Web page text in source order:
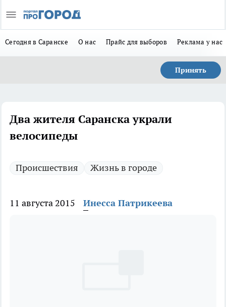
Сегодня в Саранске О нас Прайс для выборов Реклама у нас
Принять
Два жителя Саранска украли
велосипеды
Происшествия Жизнь в городе
11 августа 2015 Инесса Патрикеева